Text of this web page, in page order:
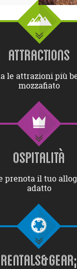
ATTRACTIONS
le attrazioni più
mozzafiato
OSPITALITÀ
prenota il tuo
adatto
RENTALS&GEAR;